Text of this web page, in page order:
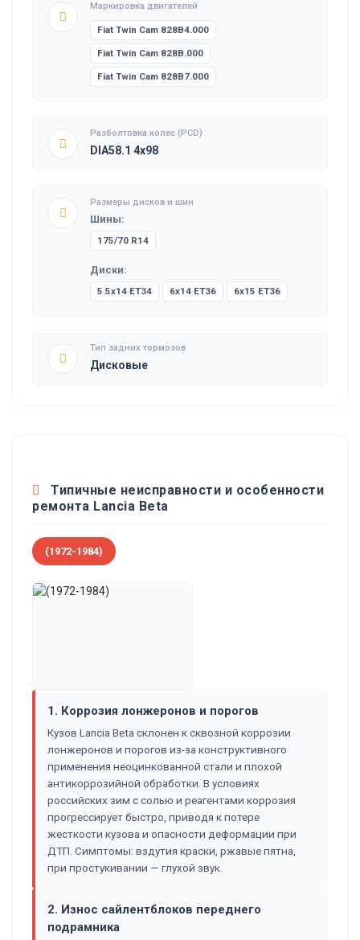
Маркировка двигателей
Fiat Twin Cam 828B4.000
Fiat Twin Cam 828B.000
Fiat Twin Cam 828B7.000
Разболтовка колес (PCD)
DIA58.1 4x98
Размеры дисков и шин
Шины:
175/70 R14
Диски:
5.5x14 ET34 6x14 ET36 6x15 ET36
Тип задних тормозов
Дисковые
Типичные неисправности и особенности
ремонта Lancia Beta
(1972-1984)
1. Коррозия лонжеронов и порогов
Кузов Lancia Beta склонен к сквозной коррозии
лонжеронов и порогов из-за конструктивного
применения неоцинкованной стали и плохой
антикоррозийной обработки. В условиях
российских зим с солью и реагентами коррозия
прогрессирует быстро, приводя к потере
жесткости кузова и опасности деформации при
ДТП. Симптомы: вздутия краски, ржавые пятна,
при простукивании — глухой звук.
2. Износ сайлентблоков переднего
подрамника